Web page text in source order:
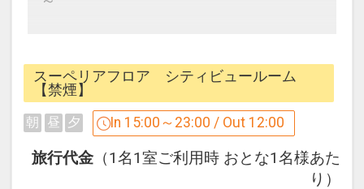
■ユニバーサル・スタジオ・ジャパンか
ら徒歩約1分
設定期間：2024年10月1日～2027年7月
31日
インターネットコース番号：DP-2-
パークに一番近い、オフィシャルホテ
ル。
ユニバーサルシティ駅と、パークを結ぶ
メインストリートに面した絶好のロケー
スーペリアフロア シティビュールーム
【禁煙】
朝 昼 夕 In 15:00～23:00 / Out 12:00
旅行代金 （1名1室ご利用時 おとな1名様あた
り）